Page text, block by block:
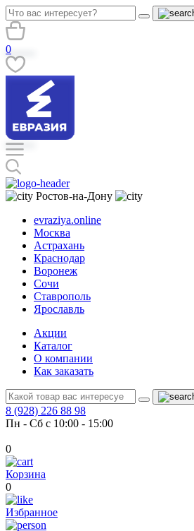
0
Ростов-на-Дону
evraziya.online
Москва
Астрахань
Краснодар
Воронеж
Сочи
Ставрополь
Ярославль
Акции
Каталог
О компании
Как заказать
8 (928) 226 88 98
Пн - Сб с 10:00 - 15:00
0
Корзина
0
Избранное